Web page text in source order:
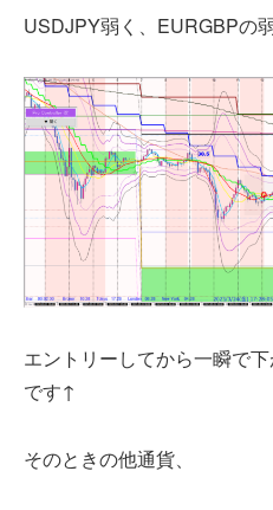
USDJPY弱く、EURGBPの
エントリーしてから一瞬で
です↑
そのときの他通貨、